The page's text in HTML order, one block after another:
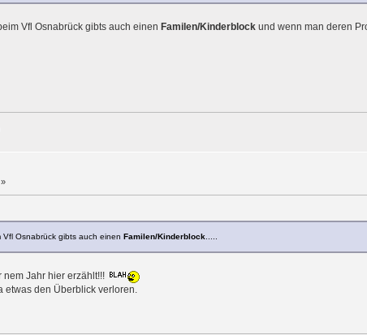
Vfl Osnabrück gibts auch einen Familen/Kinderblockund wenn man deren
Osnabrück gibts auch einen Familen/Kinderblock.....
Jahr hier erzählt!!!
etwas den Überblick verloren.